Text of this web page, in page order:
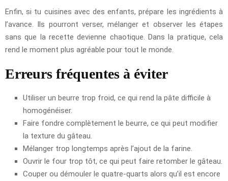
Enfin, si tu cuisines avec des enfants, prépare les ingrédients à
l’avance. Ils pourront verser, mélanger et observer les étapes
sans que la recette devienne chaotique. Dans la pratique, cela
rend le moment plus agréable pour tout le monde.
Erreurs fréquentes à éviter
Utiliser un beurre trop froid, ce qui rend la pâte difficile à
homogénéiser.
Faire fondre complètement le beurre, ce qui peut modifier
la texture du gâteau.
Mélanger trop longtemps après l’ajout de la farine.
Ouvrir le four trop tôt, ce qui peut faire retomber le gâteau.
Couper ou démouler le quatre-quarts alors qu’il est encore